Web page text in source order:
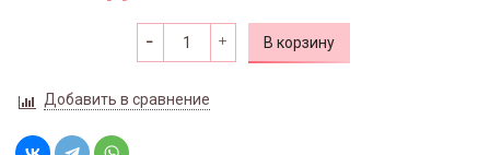
В корзину
Добавить в сравнение